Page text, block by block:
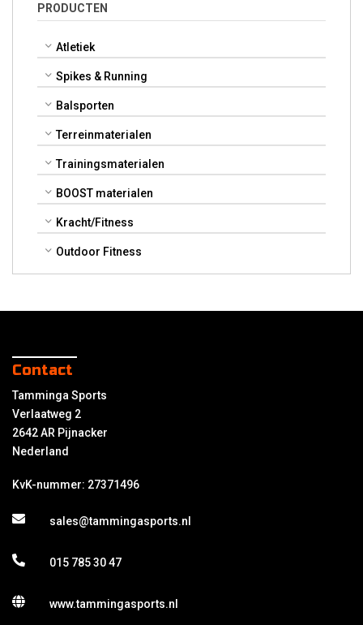
PRODUCTEN
Atletiek
Spikes & Running
Balsporten
Terreinmaterialen
Trainingsmaterialen
BOOST materialen
Kracht/Fitness
Outdoor Fitness
Contact
Tamminga Sports
Verlaatweg 2
2642 AR Pijnacker
Nederland
KvK-nummer: 27371496
sales@tammingasports.nl
015 785 30 47
www.tammingasports.nl